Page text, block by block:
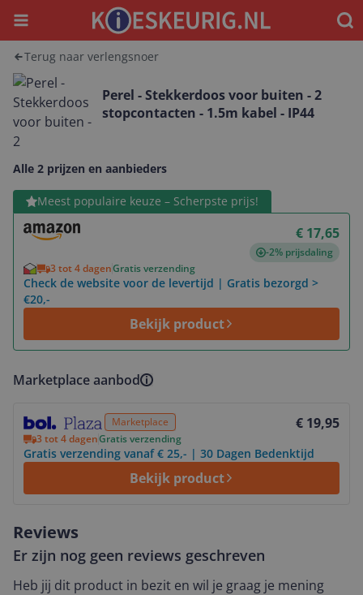
Menu
Terug naar verlengsnoer
Perel - Stekkerdoos voor buiten - 2
stopcontacten - 1.5m kabel - IP44
Alle 2 prijzen en aanbieders
Meest populaire keuze – Scherpste prijs!
€ 17,65
-2% prijsdaling
3 tot 4 dagenGratis verzending
Check de website voor de levertijd | Gratis bezorgd >
€20,-
Bekijk product
Bekijk product
Marketplace aanbod
Marketplace € 19,95
3 tot 4 dagenGratis verzending
Gratis verzending vanaf € 25,- | 30 Dagen Bedenktijd
Bekijk product
Reviews
Er zijn nog geen reviews geschreven
Heb jij dit product in bezit en wil je graag je mening